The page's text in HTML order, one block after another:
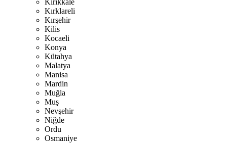
Kırıkkale
Kırklareli
Kırşehir
Kilis
Kocaeli
Konya
Kütahya
Malatya
Manisa
Mardin
Muğla
Muş
Nevşehir
Niğde
Ordu
Osmaniye